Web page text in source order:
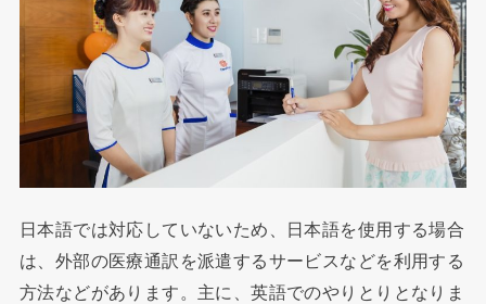
日本語では対応していないため、日本語を使用する場合
は、外部の医療通訳を派遣するサービスなどを利用する
方法などがあります。主に、英語でのやりとりとなりま